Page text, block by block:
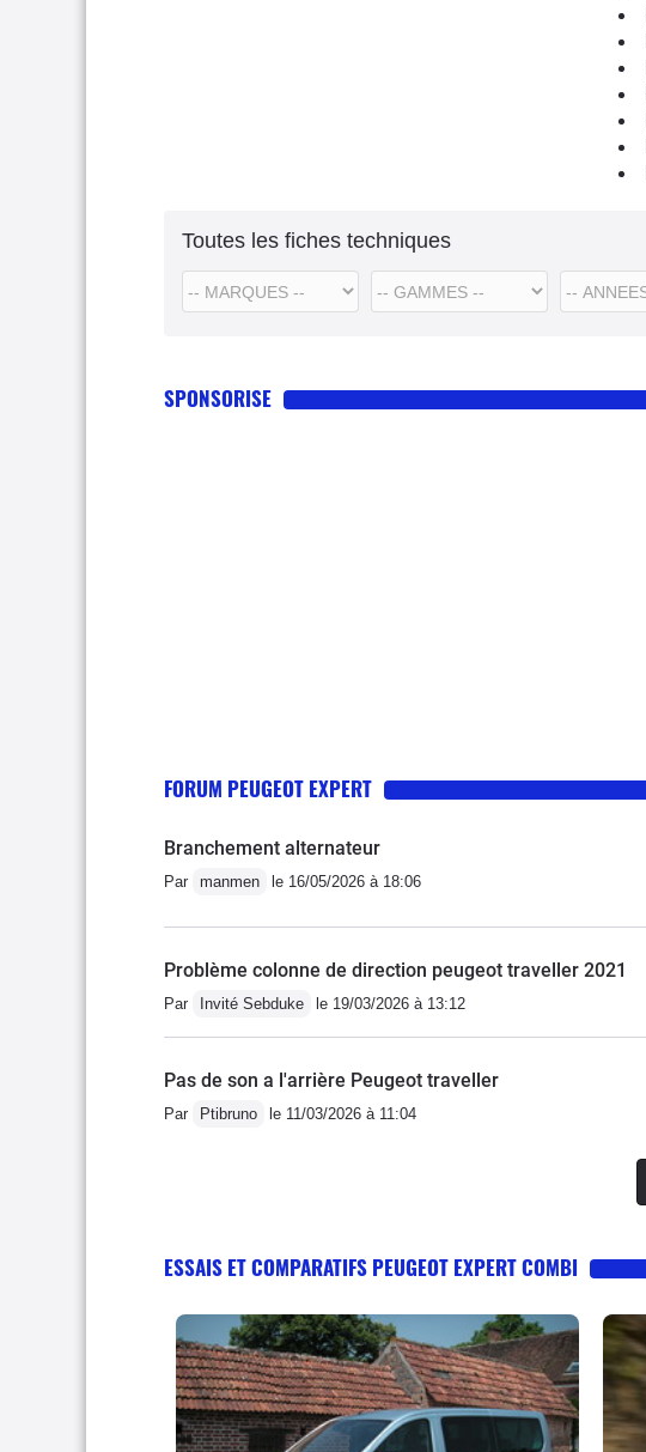
Toutes les fiches techniques
SPONSORISE
FORUM PEUGEOT EXPERT
Branchement alternateur
Par manmen le 16/05/2026 à 18:06
Problème colonne de direction peugeot traveller 2021
Par Invité Sebduke le 19/03/2026 à 13:12
Pas de son a l'arrière Peugeot traveller
Par Ptibruno le 11/03/2026 à 11:04
ESSAIS ET COMPARATIFS PEUGEOT EXPERT COMBI